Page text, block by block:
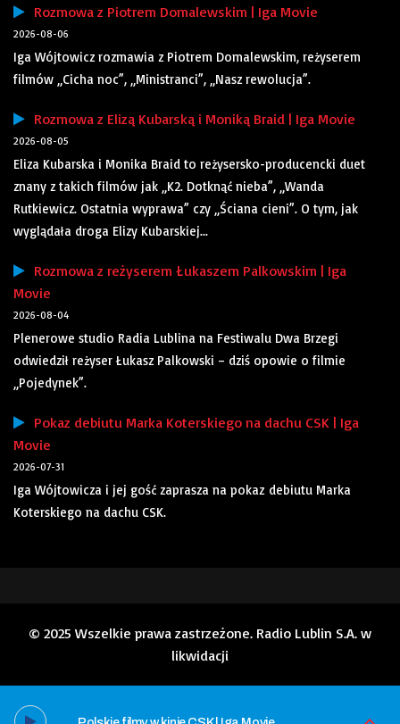
Rozmowa z Piotrem Domalewskim | Iga Movie
2026-08-06
Iga Wójtowicz rozmawia z Piotrem Domalewskim, reżyserem
filmów „Cicha noc”, „Ministranci”, „Nasz rewolucja”.
Rozmowa z Elizą Kubarską i Moniką Braid | Iga Movie
2026-08-05
Eliza Kubarska i Monika Braid to reżysersko-producencki duet
znany z takich filmów jak „K2. Dotknąć nieba”, „Wanda
Rutkiewicz. Ostatnia wyprawa” czy „Ściana cieni”. O tym, jak
wyglądała droga Elizy Kubarskiej...
Rozmowa z reżyserem Łukaszem Palkowskim | Iga
Movie
2026-08-04
Plenerowe studio Radia Lublina na Festiwalu Dwa Brzegi
odwiedził reżyser Łukasz Palkowski – dziś opowie o filmie
„Pojedynek”.
Pokaz debiutu Marka Koterskiego na dachu CSK | Iga
Movie
2026-07-31
Iga Wójtowicza i jej gość zaprasza na pokaz debiutu Marka
Koterskiego na dachu CSK.
© 2025 Wszelkie prawa zastrzeżone. Radio Lublin S.A. w
likwidacji